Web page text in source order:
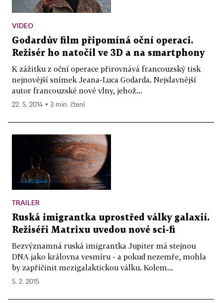
VIDEO
Godardův film připomíná oční operaci.
Režisér ho natočil ve 3D a na smartphony
K zážitku z oční operace přirovnává francouzský tisk
nejnovější snímek Jeana-Luca Godarda. Nejslavnější
autor francouzské nové vlny, jehož...
22. 5. 2014 ▪ 3 min. čtení
TRAILER
Ruská imigrantka uprostřed války galaxií.
Režiséři Matrixu uvedou nové sci-fi
Bezvýznamná ruská imigrantka Jupiter má stejnou
DNA jako královna vesmíru - a pokud nezemře, mohla
by zapříčinit mezigalaktickou válku. Kolem...
5. 2. 2015